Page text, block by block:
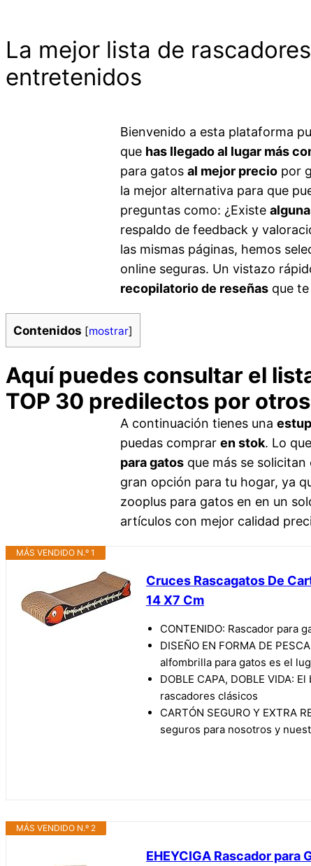
La mejor lista de
entretenidos
Bienvenido a esta plataforma
que has llegado al lugar más
para gatos al mejor precio por
la mejor alternativa para que
preguntas como: ¿Existe
respaldo de feedback y
las mismas páginas, hemos
online seguras. Un vistazo
recopilatorio de reseñas que
Contenidos [mostrar]
Aquí puedes consultar el
TOP 30 predilectos por
A continuación tienes una
puedas comprar en stok. Lo
para gatos que más se
gran opción para tu hogar, ya
zooplus para gatos en en un
artículos con mejor calidad
MÁS VENDIDO N.º 1
Cruces Rascagatos De
14 X7 Cm
CONTENIDO: Rascador para
DISEÑO EN FORMA DE
alfombrilla para gatos es el
DOBLE CAPA, DOBLE VIDA:
rascadores clásicos
CARTÓN SEGURO Y
seguros para nosotros y
MÁS VENDIDO N.º 2
EHEYCIGA Rascador